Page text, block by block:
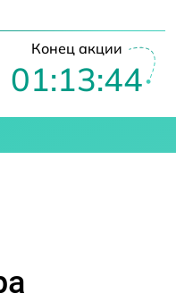
Конец акции
01:13:42